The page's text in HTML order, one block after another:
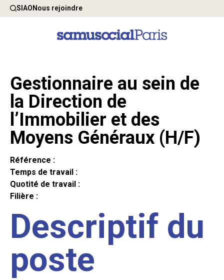
SIAONous rejoindre
Gestionnaire au sein de
la Direction de
l’Immobilier et des
Moyens Généraux (H/F)
Référence :
Temps de travail :
Quotité de travail :
Filière :
Descriptif du
poste